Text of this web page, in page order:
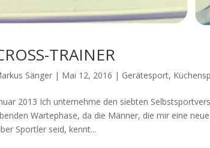
TRAINER
Sänger | Mai 12, 2016 | Gerätesport,
2013 Ich unternehme den siebten
Wartephase, da die Männer, die mir eine
Sportler seid, kennt...